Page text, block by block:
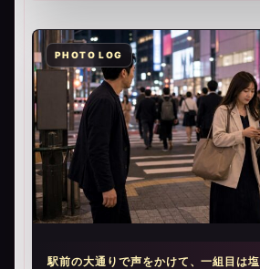
駅前の大通りで声をかけて、一組目は塩